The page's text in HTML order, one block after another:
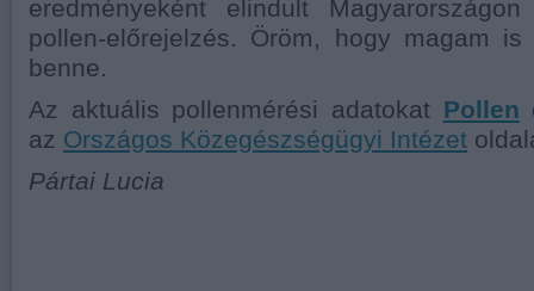
eredményeként elindult
pollen-előrejelzés. Öröm, hogy magam
benne.
Az aktuális pollenmérési adatokat Pollen
az Országos Közegészségügyi Intézet
Pártai Lucia